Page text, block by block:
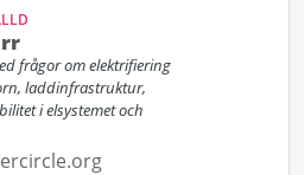
frågor om elektrifiering
laddinfrastruktur,
i elsystemet och